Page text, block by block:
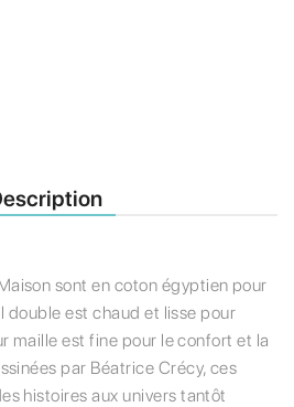
sont en coton égyptien pour
double est chaud et lisse pour
maille est fine pour le confort et la
par Béatrice Crécy, ces
histoires aux univers tantôt